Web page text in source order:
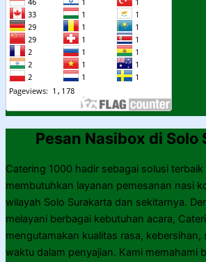
Pesan Nasibox di Solo
Catering 1000 hadir sebagai solusi
membutuhkan layanan pemesanan nasi
wilayah Solo Surakarta dan sekitarnya.
melayani berbagai kebutuhan acara,
mengutamakan kualitas rasa, kebersihan,
waktu dalam penyajian. Kami memahami